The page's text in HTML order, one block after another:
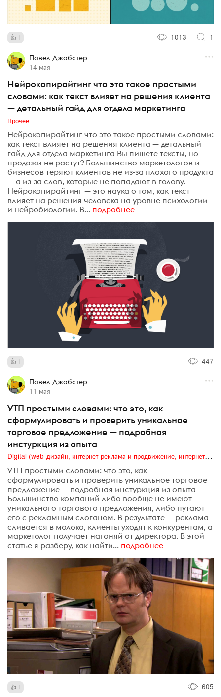
1 1013 1
Павел Джобстер
14 мая
Нейрокопирайтинг что это такое простыми
словами: как текст влияет на решения клиента
— детальный гайд для отдела маркетинга
Прочее
Нейрокопирайтинг что это такое простыми словами:
как текст влияет на решения клиента — детальный
гайд для отдела маркетинга Вы пишете тексты, но
продажи не растут? Большинство маркетологов и
бизнесов теряют клиентов не из-за плохого продукта
— а из-за слов, которые не попадают в голову.
Нейрокопирайтинг — это наука о том, как текст
влияет на решения человека на уровне психологии
и нейробиологии. В... подробнее
1 447
Павел Джобстер
11 мая
УТП простыми словами: что это, как
сформулировать и проверить уникальное
торговое предложение — подробная
инстуркция из опыта
Digital (web-дизайн, интернет-реклама и продвижение, интернет-сообщества и блоги, интернет-коммуникации, мобильный маркетинг, реклама на цифровых экранах)
УТП простыми словами: что это, как
сформулировать и проверить уникальное торговое
предложение — подробная инстуркция из опыта
Большинство компаний либо вообще не имеют
уникального торгового предложения, либо путают
его с рекламным слоганом. В результате — реклама
сливается в молоко, клиенты уходят к конкурентам, а
маркетолог получает нагоняй от директора. В этой
статье я разберу, как найти... подробнее
1 605